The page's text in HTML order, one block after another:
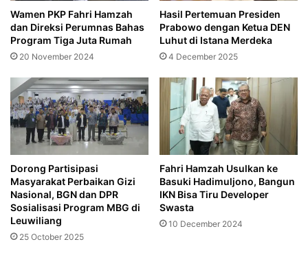
Wamen PKP Fahri Hamzah
dan Direksi Perumnas Bahas
Program Tiga Juta Rumah
20 November 2024
Hasil Pertemuan Presiden
Prabowo dengan Ketua DEN
Luhut di Istana Merdeka
4 December 2025
‎Dorong Partisipasi
Masyarakat Perbaikan Gizi
Nasional, BGN dan DPR
Sosialisasi Program MBG di
Leuwiliang
25 October 2025
Fahri Hamzah Usulkan ke
Basuki Hadimuljono, Bangun
IKN Bisa Tiru Developer
Swasta
10 December 2024